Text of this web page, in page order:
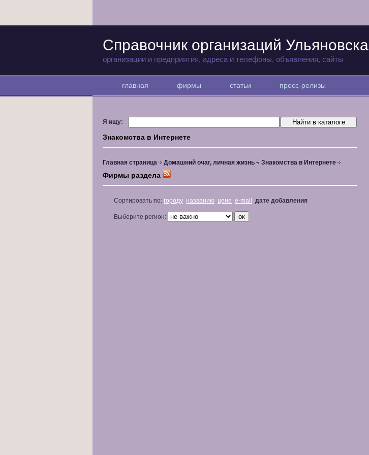
Справочник организаций Ульяновска
организации и предприятия, адреса и телефоны, объявления, сайты
главная фирмы статьи пресс-релизы
Я ищу:
Знакомства в Интернете
Главная страница Домашний очаг, личная жизнь Знакомства в Интернете
Фирмы раздела
Сортировать по: городу названию цене e-mail дате добавления
Выберите регион: